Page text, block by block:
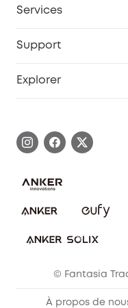
Services
Support
Annuler la
Explorer
Communauté eufy
© Fantasia
À propos de